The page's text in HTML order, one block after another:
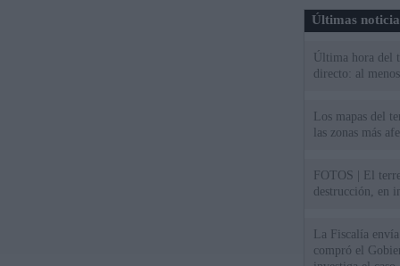
Últimas
Última hora del
directo: al
Los mapas del
las zonas más
FOTOS | El
destrucción, en
La Fiscalía
compró el